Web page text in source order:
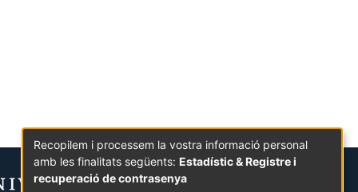
Recopilem i processem la vostra informació personal
amb les finalitats següents: Estadístic & Registre i
recuperació de contrasenya